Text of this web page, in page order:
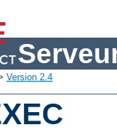
Version 2.4